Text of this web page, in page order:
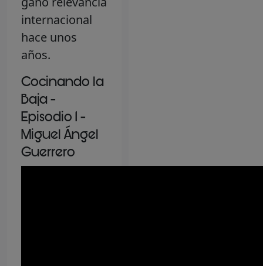
internacional
hace unos
años.
Cocinando la
Baja -
Episodio 1 -
Miguel Ángel
Guerrero